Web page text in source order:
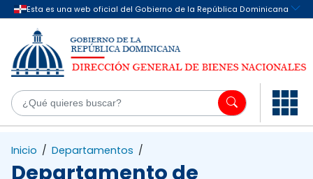
Saltar al contenido principal
Inicio / Departamentos /
Departamento de